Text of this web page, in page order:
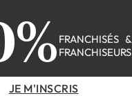
FRANCHISÉS &
FRANCHISEURS
JE M'INSCRIS